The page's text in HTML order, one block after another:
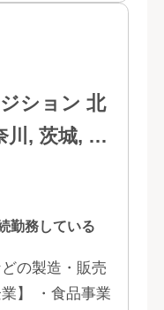
ション 北
川, 茨城, 静
賀
勤務している
の製造・販売
】 ・食品事業